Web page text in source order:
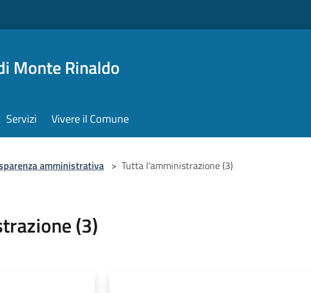
Monte Rinaldo
Servizi Vivere il Comune
amministrativa > Tutta l'amministrazione (3)
(3)